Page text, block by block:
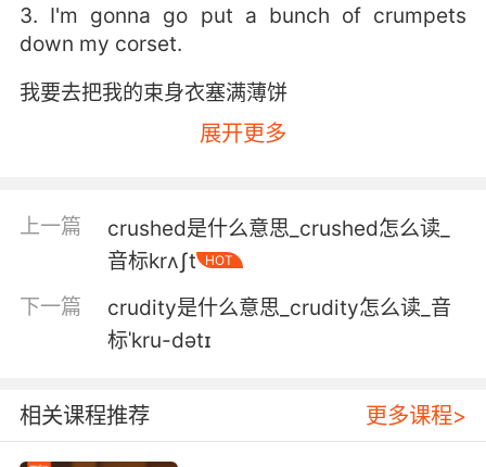
3. I'm gonna go put a bunch of crumpets
down my corset.
我要去把我的束身衣塞满薄饼
4. You can have your nice tea and crumpets,
你将享用你的下午茶和小饼干 喝你想喝的
5. These crumpets are absolutely delicious
and it's a great end to a fantastic brunch.
这些煎饼十分可口 当做早午餐的最后一道甜点再
6. I always feel so inadequate whenever you
wear heels, crumpet.
展开更多
上一篇
crushed是什么意思_crushed怎么读_
音标krʌʃt
HOT
下一篇
crudity是什么意思_crudity怎么读_音
标ˈkru-dətɪ
相关课程推荐 更多课程>